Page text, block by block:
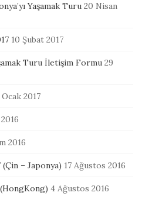
Yaşamak Turu 20 Nisan
10 Şubat 2017
Turu İletişim Formu 29
Ocak 2017
2016
– Japonya) 17 Ağustos 2016
4 Ağustos 2016